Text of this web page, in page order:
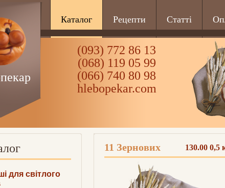
Каталог Рецепти Статті
(093) 772 86 13
(068) 119 05 99
(066) 740 80 98
hlebopekar.com
для світлого
130.00 0,5
11 Зернових